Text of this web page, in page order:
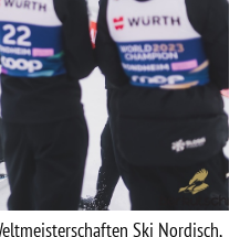
Ski Nordisch,